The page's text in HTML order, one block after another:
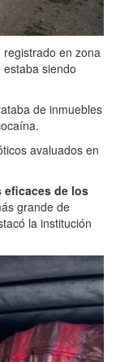
en zona
siendo
de inmuebles
avaluados en
eficaces de los
grande de
la institución